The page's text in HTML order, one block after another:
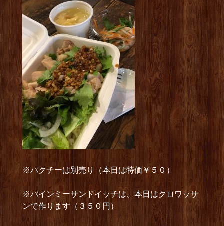
※パクチーは別売り（本日は特価￥５０）
※バインミーサンドイッチは、本日はクロワッサ
ンで作ります（３５０円）